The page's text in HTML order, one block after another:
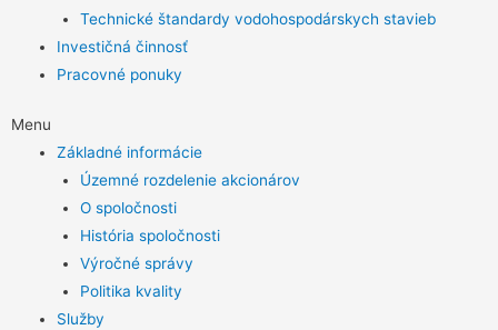
Technické štandardy vodohospodárskych stavieb
Investičná činnosť
Pracovné ponuky
Menu
Základné informácie
Územné rozdelenie akcionárov
O spoločnosti
História spoločnosti
Výročné správy
Politika kvality
Služby